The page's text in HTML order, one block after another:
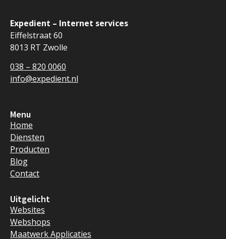
Expedient – Internet services
Eiffelstraat 60
8013 RT Zwolle
038 – 820 0060
info@expedient.nl
Menu
Home
Diensten
Producten
Blog
Contact
Uitgelicht
Websites
Webshops
Maatwerk Applicaties